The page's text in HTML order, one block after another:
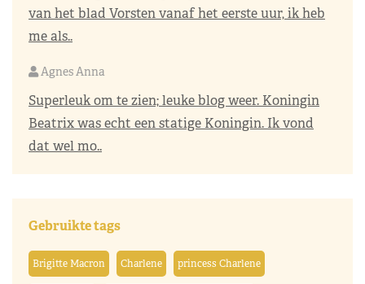
van het blad Vorsten vanaf het eerste uur, ik heb
me als..
Agnes Anna
Superleuk om te zien; leuke blog weer. Koningin
Beatrix was echt een statige Koningin. Ik vond
dat wel mo..
Gebruikte tags
Brigitte Macron Charlene princess Charlene